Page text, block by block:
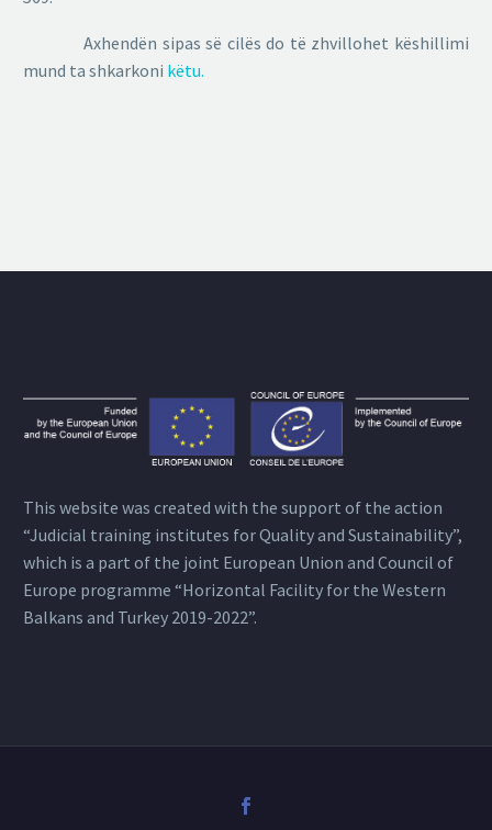
Axhendën sipas së cilës do të zhvillohet këshillimi
mund ta shkarkoni këtu.
This website was created with the support of the action
“Judicial training institutes for Quality and Sustainability”,
which is a part of the joint European Union and Council of
Europe programme “Horizontal Facility for the Western
Balkans and Turkey 2019-2022”.